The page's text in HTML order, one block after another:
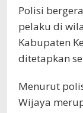
Polisi
pelaku di
Kabupaten
ditetapkan
Menurut
Wijaya